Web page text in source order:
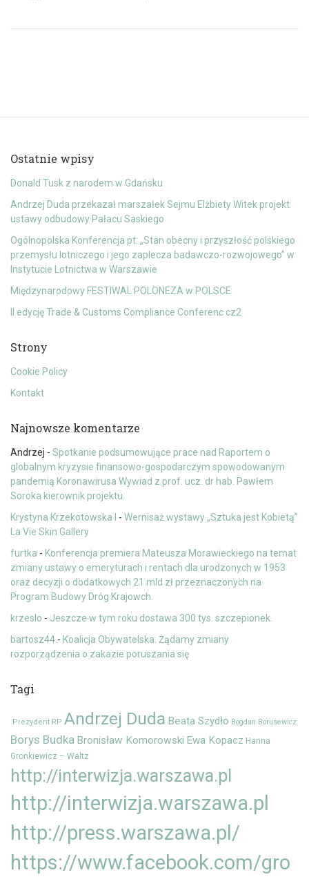
Ostatnie wpisy
Donald Tusk z narodem w Gdańsku
Andrzej Duda przekazał marszałek Sejmu Elżbiety Witek projekt
ustawy odbudowy Pałacu Saskiego
Ogólnopolska Konferencja pt. „Stan obecny i przyszłość polskiego
przemysłu lotniczego i jego zaplecza badawczo-rozwojowego” w
Instytucie Lotnictwa w Warszawie
Międzynarodowy FESTIWAL POLONEZA w POLSCE
II edycję Trade & Customs Compliance Conferenc cz2
Strony
Cookie Policy
Kontakt
Najnowsze komentarze
Andrzej - Spotkanie podsumowujące prace nad Raportem o
globalnym kryzysie finansowo-gospodarczym spowodowanym
pandemią Koronawirusa Wywiad z prof. ucz. dr hab. Pawłem
Soroka kierownik projektu.
Krystyna Krzekotowska I
- Wernisaż wystawy „Sztuka jest Kobietą”
La Vie Skin Gallery
furtka - Konferencja premiera Mateusza Morawieckiego na temat
zmiany ustawy o emeryturach i rentach dla urodzonych w 1953
oraz decyzji o dodatkowych 21 mld zł przeznaczonych na
Program Budowy Dróg Krajowch.
krzeslo - Jeszcze w tym roku dostawa 300 tys. szczepionek.
bartosz44 - Koalicja Obywatelska: Żądamy zmiany
rozporządzenia o zakazie poruszania się
Tagi
.Prezydent RP Andrzej Duda Beata Szydło Bogdan Borusewicz
Borys Budka Bronisław Komorowski Ewa Kopacz Hanna
Gronkiewicz – Waltz
http://interwizja.warszawa.pl
http://interwizja.warszawa.pl
http://press.warszawa.pl/
https://www.facebook.com/gro